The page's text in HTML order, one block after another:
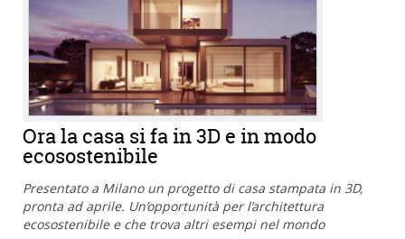
Ora la casa si fa in 3D e in modo
ecosostenibile
Presentato a Milano un progetto di casa stampata in 3D,
pronta ad aprile. Un’opportunità per l’architettura
ecosostenibile e che trova altri esempi nel mondo